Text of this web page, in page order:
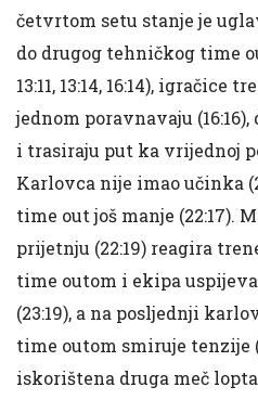
četvrtom setu stanje je
do drugog tehničkog time
13:11, 13:14, 16:14), igračice
jednom poravnavaju (16:16),
i trasiraju put ka vrijednoj
Karlovca nije imao učinka
time out još manje (22:17).
prijetnju (22:19) reagira
time outom i ekipa
(23:19), a na posljednji
time outom smiruje tenzije
iskorištena druga meč lopta